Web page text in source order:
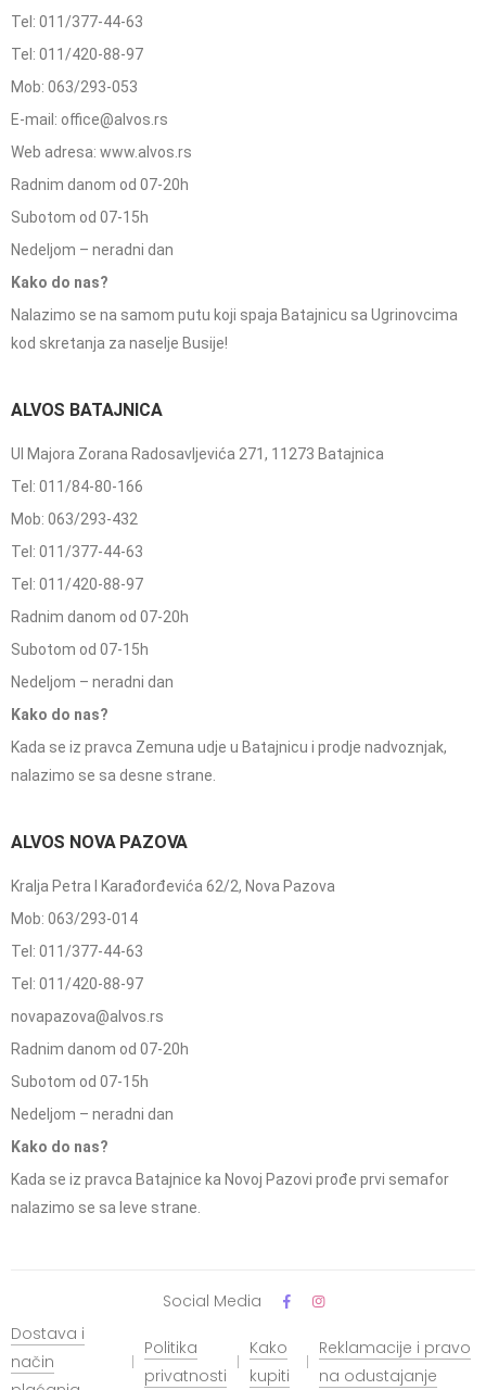
Tel: 011/377-44-63
Tel: 011/420-88-97
Mob: 063/293-053
E-mail: office@alvos.rs
Web adresa: www.alvos.rs
Radnim danom od 07-20h
Subotom od 07-15h
Nedeljom – neradni dan
Kako do nas?
Nalazimo se na samom putu koji spaja Batajnicu sa Ugrinovcima
kod skretanja za naselje Busije!
ALVOS BATAJNICA
Ul Majora Zorana Radosavljevića 271, 11273 Batajnica
Tel: 011/84-80-166
Mob: 063/293-432
Tel: 011/377-44-63
Tel: 011/420-88-97
Radnim danom od 07-20h
Subotom od 07-15h
Nedeljom – neradni dan
Kako do nas?
Kada se iz pravca Zemuna udje u Batajnicu i prodje nadvoznjak,
nalazimo se sa desne strane.
ALVOS NOVA PAZOVA
Kralja Petra I Karađorđevića 62/2, Nova Pazova
Mob: 063/293-014
Tel: 011/377-44-63
Tel: 011/420-88-97
novapazova@alvos.rs
Radnim danom od 07-20h
Subotom od 07-15h
Nedeljom – neradni dan
Kako do nas?
Kada se iz pravca Batajnice ka Novoj Pazovi prođe prvi semafor
nalazimo se sa leve strane.
Dostava i
način
Politika
privatnosti
Kako
kupiti
Reklamacije i pravo
na odustajanje
Social Media